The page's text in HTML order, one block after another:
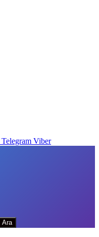
Telegram Viber